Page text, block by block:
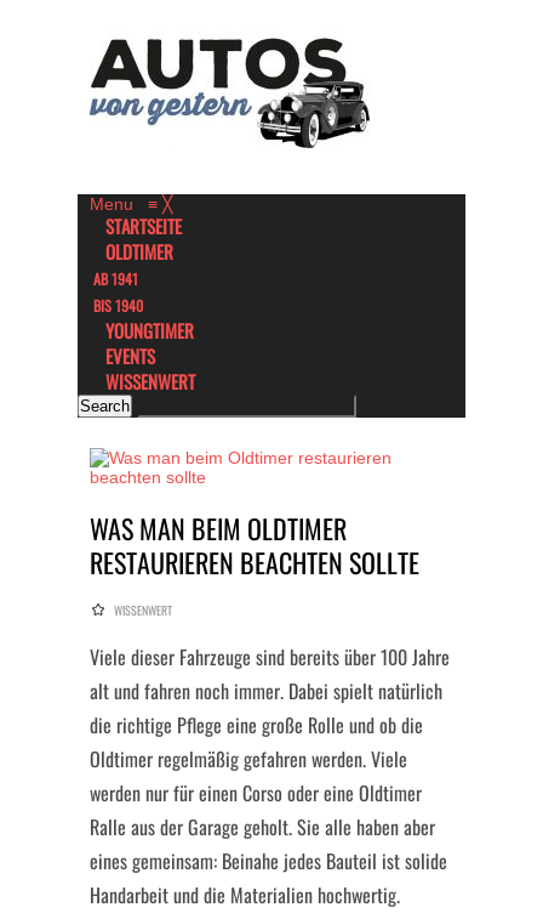
Menu ≡ ╳
STARTSEITE
OLDTIMER
AB 1941
BIS 1940
YOUNGTIMER
EVENTS
WISSENWERT
WAS MAN BEIM OLDTIMER
RESTAURIEREN BEACHTEN SOLLTE
WISSENWERT
Viele dieser Fahrzeuge sind bereits über 100 Jahre
alt und fahren noch immer. Dabei spielt natürlich
die richtige Pflege eine große Rolle und ob die
Oldtimer regelmäßig gefahren werden. Viele
werden nur für einen Corso oder eine Oldtimer
Ralle aus der Garage geholt. Sie alle haben aber
eines gemeinsam: Beinahe jedes Bauteil ist solide
Handarbeit und die Materialien hochwertig.